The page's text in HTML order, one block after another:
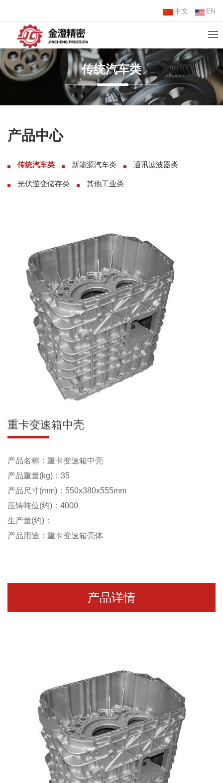
中文 EN
传统汽车类
产品中心
传统汽车类 新能源汽车类 通讯滤波器类
光伏逆变储存类 其他工业类
重卡变速箱中壳
产品名称：重卡变速箱中壳
产品重量(kg)：35
产品尺寸(mm)：550x380x555mm
压铸吨位(约)：4000
生产量(约)：
产品用途：重卡变速箱壳体
产品详情